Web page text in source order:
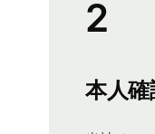
2
本人確